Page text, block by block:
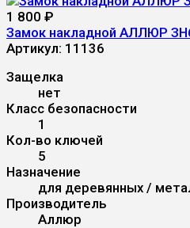
1 800 ₽
Замок накладной АЛЛЮР
Артикул: 11136
Защелка
нет
Класс безопасности
1
Кол-во ключей
5
Назначение
для деревянных /
Производитель
Аллюр